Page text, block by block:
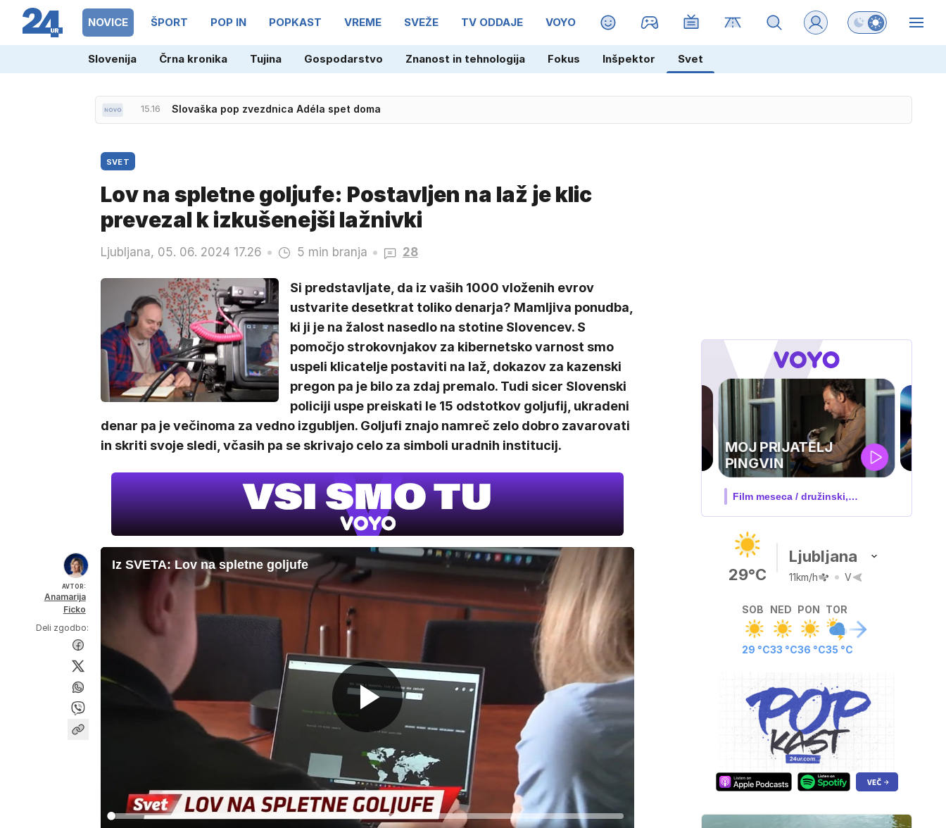
NOVICE ŠPORT POP IN POPKAST VREME SVEŽE TV ODDAJE VOYO MAGAZIN Preklopi barvni
Slovenija Črna kronika Tujina Gospodarstvo Znanost in tehnologija Fokus Inšpektor Svet
15.16 Slovaška pop zvezdnica Adéla spet doma
SVET
Lov na spletne goljufe: Postavljen na laž je klic
prevezal k izkušenejši lažnivki
Ljubljana, 05. 06. 2024 17.26 5 min branja 28
Si predstavljate, da iz vaših 1000 vloženih evrov
ustvarite desetkrat toliko denarja? Mamljiva ponudba,
ki ji je na žalost nasedlo na stotine Slovencev. S
pomočjo strokovnjakov za kibernetsko varnost smo
uspeli klicatelje postaviti na laž, dokazov za kazenski
pregon pa je bilo za zdaj premalo. Tudi sicer Slovenski
policiji uspe preiskati le 15 odstotkov goljufij, ukradeni
denar pa je večinoma za vedno izgubljen. Goljufi znajo namreč zelo dobro zavarovati
in skriti svoje sledi, včasih pa se skrivajo celo za simboli uradnih institucij.
AVTOR:
Anamarija
Ficko
Deli zgodbo:
Iz SVETA: Lov na spletne goljufe
Predvajaj
Loaded:
UEFA
SUPERPOKAL
V živo na VOYO: sreda ob 20.30
29°C
Ljubljana
11km/h V
SOB
29 °C
NED
33 °C
PON
36 °C
TOR
35 °C